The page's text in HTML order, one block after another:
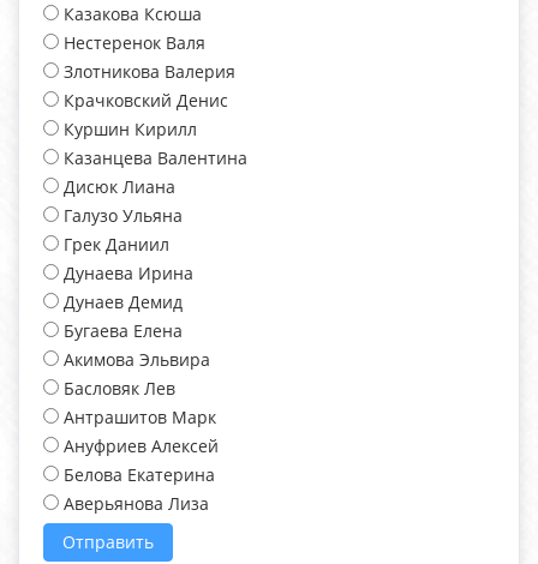
Казакова Ксюша
Нестеренок Валя
Злотникова Валерия
Крачковский Денис
Куршин Кирилл
Казанцева Валентина
Дисюк Лиана
Галузо Ульяна
Грек Даниил
Дунаева Ирина
Дунаев Демид
Бугаева Елена
Акимова Эльвира
Басловяк Лев
Антрашитов Марк
Ануфриев Алексей
Белова Екатерина
Аверьянова Лиза
Отправить